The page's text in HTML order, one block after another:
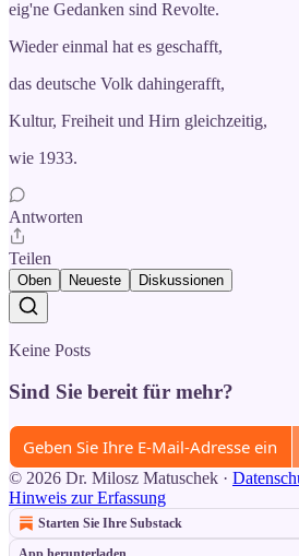
eig'ne Gedanken sind Revolte.
Wieder einmal hat es geschafft,
das deutsche Volk dahingerafft,
Kultur, Freiheit und Hirn gleichzeitig,
wie 1933.
Antworten
Teilen
Oben Neueste Diskussionen
Keine Posts
Sind Sie bereit für mehr?
© 2026 Dr. Milosz Matuschek ·
Hinweis zur Erfassung
Starten Sie Ihre Substack